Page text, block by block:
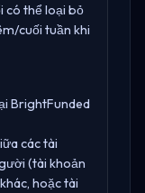
có thể loại bỏ
cuối tuần khi
BrightFunded
các tài
(tài khoản
hoặc tài